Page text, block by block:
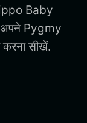
Baby
अपने Pygmy
सीखें.